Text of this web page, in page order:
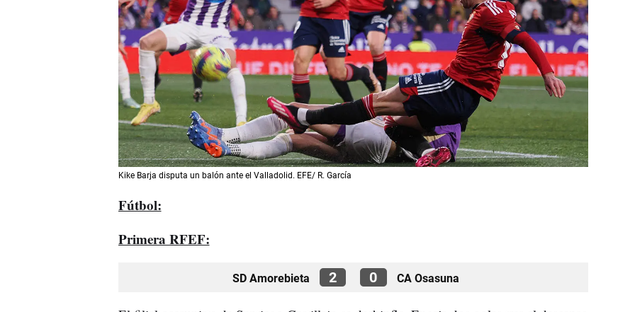
Kike Barja disputa un balón ante el Valladolid. EFE/ R. García
Fútbol:
Primera RFEF:
SD Amorebieta 2 0 CA Osasuna